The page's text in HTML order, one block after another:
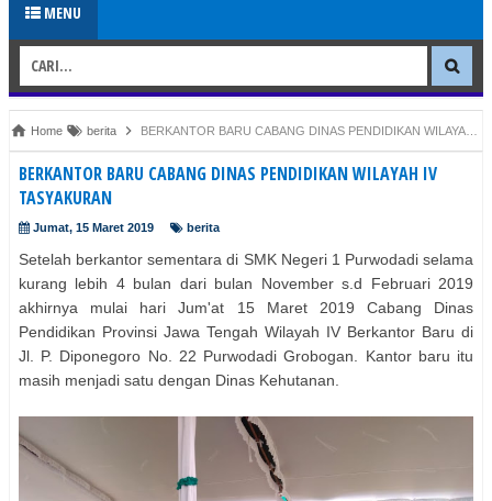
MENU
Home berita BERKANTOR BARU CABANG DINAS PENDIDIKAN WILAYAH IV TASYAKURAN
BERKANTOR BARU CABANG DINAS PENDIDIKAN WILAYAH IV
TASYAKURAN
Jumat, 15 Maret 2019 berita
Setelah berkantor sementara di SMK Negeri 1 Purwodadi selama
kurang lebih 4 bulan dari bulan November s.d Februari 2019
akhirnya mulai hari Jum'at 15 Maret 2019 Cabang Dinas
Pendidikan Provinsi Jawa Tengah Wilayah IV Berkantor Baru di
Jl. P. Diponegoro No. 22 Purwodadi Grobogan. Kantor baru itu
masih menjadi satu dengan Dinas Kehutanan.